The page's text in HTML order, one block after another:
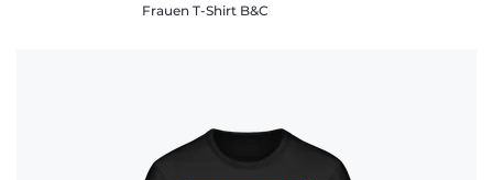
Frauen T-Shirt B&C